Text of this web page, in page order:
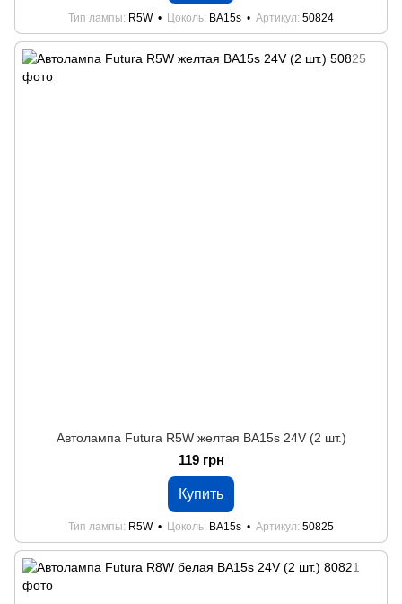
Тип лампы R5W Цоколь BA15s Артикул 50824
Автолампа Futura R5W желтая BA15s 24V (2 шт.)
119 грн
Купить
Тип лампы R5W Цоколь BA15s Артикул 50825